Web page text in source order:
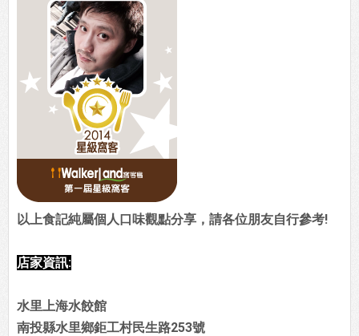
以上食記純屬個人口味觀點分享，請各位朋友自行參考!
店家資訊:
水里上海水餃館
南投縣水里鄉鉅工村民生路253號